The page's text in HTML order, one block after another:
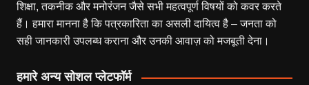
शिक्षा, तकनीक और मनोरंजन जैसे सभी महत्वपूर्ण विषयों को कवर करते
हैं। हमारा मानना है कि पत्रकारिता का असली दायित्व है – जनता को
सही जानकारी उपलब्ध कराना और उनकी आवाज़ को मजबूती देना।
हमारे अन्य सोशल प्लेटफॉर्म